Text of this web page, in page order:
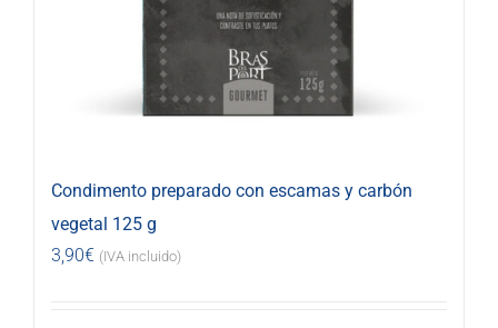
Condimento preparado con escamas y carbón
vegetal 125 g
3,90€ (IVA incluido)